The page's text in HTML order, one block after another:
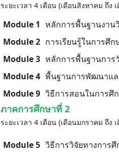
ระยะเวลา 4 เดือน (เดือนสิงหาคม ถึง
Module 1 หลักการพื้นฐานงาน
Module 2 การเรียนรู้ในการศึ
Module 3 หลักการพื้นฐานการ
Module 4 พื้นฐานการพัฒนาแ
Module 9 วิธีการสอนในการศึ
ภาคการศึกษาที่ 2
ระยะเวลา 4 เดือน (เดือนมกราคม ถึง
Module 5 วิธีการวิจัยทางการศึ